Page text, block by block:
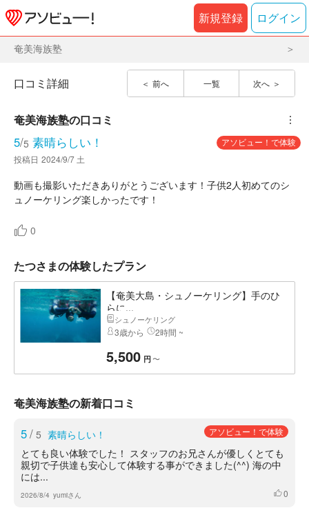
新規登録 ログイン
奄美海族塾
前へ 一覧 次へ
口コミ詳細
奄美海族塾の口コミ ︙
5/5 素晴らしい！
アソビュー！で体験
投稿日 2024/9/7 土
動画も撮影いただきありがとうございます！子供2人初めてのシ
ュノーケリング楽しかったです！
0
たつさまの体験したプラン
【奄美大島・シュノーケリング】手のひ
らに...
シュノーケリング
3歳から 2時間 ~
5,500 円 〜
奄美海族塾の新着口コミ
5/ 5 素晴らしい！ アソビュー！で体験
とても良い体験でした！ スタッフのお兄さんが優しくとても
親切で子供達も安心して体験する事ができました(^^) 海の中
には...
2026/8/4 yumiさん いいね
0